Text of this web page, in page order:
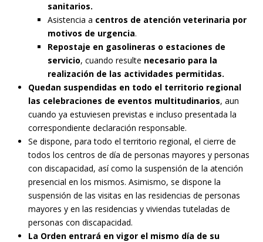
sanitarios.
Asistencia a centros de atención veterinaria por
motivos de urgencia.
Repostaje en gasolineras o estaciones de
servicio, cuando resulte necesario para la
realización de las actividades permitidas.
Quedan suspendidas en todo el territorio regional
las celebraciones de eventos multitudinarios, aun
cuando ya estuviesen previstas e incluso presentada la
correspondiente declaración responsable.
Se dispone, para todo el territorio regional, el cierre de
todos los centros de día de personas mayores y personas
con discapacidad, así como la suspensión de la atención
presencial en los mismos. Asimismo, se dispone la
suspensión de las visitas en las residencias de personas
mayores y en las residencias y viviendas tuteladas de
personas con discapacidad.
La Orden entrará en vigor el mismo día de su